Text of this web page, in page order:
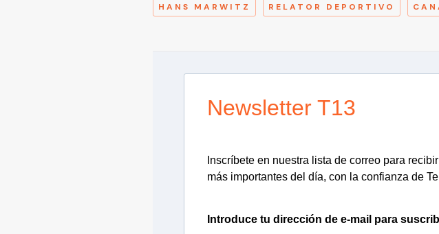
HANS MARWITZ RELATOR DEPORTIVO
Newsletter T13
Inscríbete en nuestra lista de correo para
más importantes del día, con la confianza de
Introduce tu dirección de e-mail para